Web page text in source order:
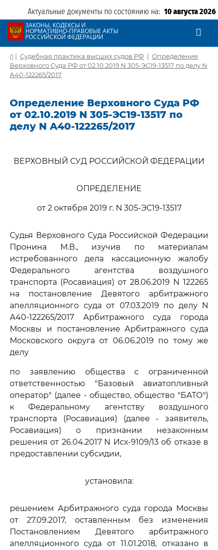
Актуальные документы по состоянию на: 10 августа 2026
ЗАКОНЫ, КОДЕКСЫ И
НОРМАТИВНО-ПРАВОВЫЕ АКТЫ
РОССИЙСКОЙ ФЕДЕРАЦИИ
| Судебная практика высших судов РФ | Определение
Верховного Суда РФ от 02.10.2019 N 305-ЭС19-13517 по делу N
А40-122265/2017
Определение Верховного Суда РФ
от 02.10.2019 N 305-ЭС19-13517 по
делу N А40-122265/2017
ВЕРХОВНЫЙ СУД РОССИЙСКОЙ ФЕДЕРАЦИИ
ОПРЕДЕЛЕНИЕ
от 2 октября 2019 г. N 305-ЭС19-13517
Судья Верховного Суда Российской Федерации
Пронина М.В., изучив по материалам
истребованного дела кассационную жалобу
Федерального агентства воздушного
транспорта (Росавиация) от 28.06.2019 N 122265
на постановление Девятого арбитражного
апелляционного суда от 07.03.2019 по делу N
А40-122265/2017 Арбитражного суда города
Москвы и постановление Арбитражного суда
Московского округа от 06.06.2019 по тому же
делу
по заявлению общества с ограниченной
ответственностью "Базовый авиатопливный
оператор" (далее - общество, общество "БАТО")
к Федеральному агентству воздушного
транспорта (Росавиация) (далее - заявитель,
Росавиация) о признании незаконным
решения от 26.04.2017 N Исх-9109/13 об отказе в
предоставлении субсидии,
установила:
решением Арбитражного суда города Москвы
от 27.09.2017, оставленным без изменения
Постановлением Девятого арбитражного
апелляционного суда от 11.01.2018, отказано в